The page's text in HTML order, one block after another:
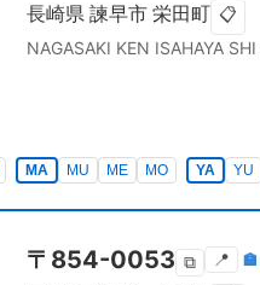
長崎県 諫早市 栄田町 📋
NAGASAKI KEN ISAHAYA SHI
MA MU ME MO YA YU
〒 854-0053 ⧉ 📍 🏣